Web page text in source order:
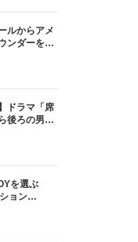
ルからアメ
ンダーを目
とが好きす
コロ】
ドラマ「席
後ろの男が
らしい」放
「自然と詠
を選ぶ
ョン
選ブロッ
重視した